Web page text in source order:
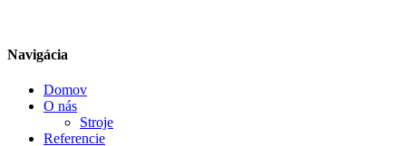
Navigácia
Domov
O nás
Stroje
Referencie